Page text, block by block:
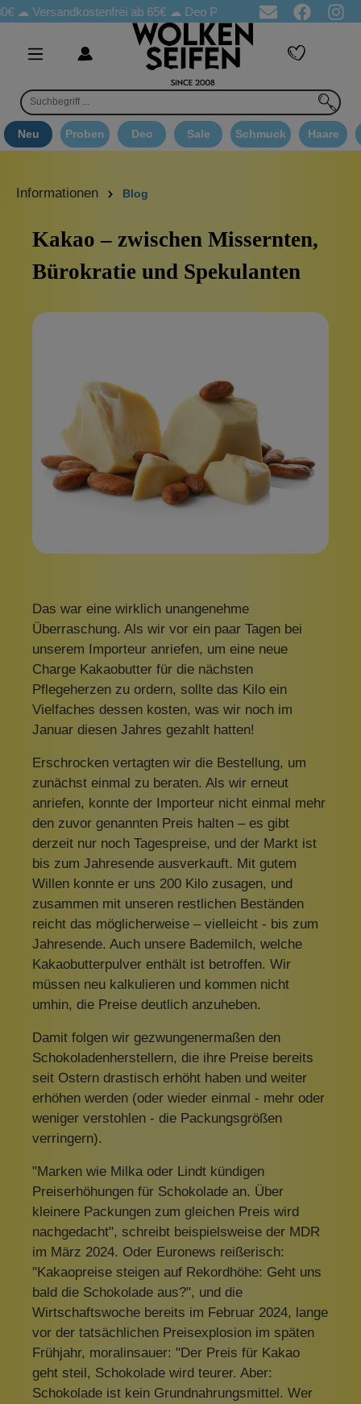
☁ Versandkostenfrei ab 65€☁ Deo Proben in jeder Bestellung
Neu Proben Deo Sale Schmuck Haare
Informationen Blog
Kakao – zwischen Missernten,
Bürokratie und Spekulanten
Das war eine wirklich unangenehme
Überraschung. Als wir vor ein paar Tagen bei
unserem Importeur anriefen, um eine neue
Charge Kakaobutter für die nächsten
Pflegeherzen zu ordern, sollte das Kilo ein
Vielfaches dessen kosten, was wir noch im
Januar diesen Jahres gezahlt hatten!
Erschrocken vertagten wir die Bestellung, um
zunächst einmal zu beraten. Als wir erneut
anriefen, konnte der Importeur nicht einmal mehr
den zuvor genannten Preis halten – es gibt
derzeit nur noch Tagespreise, und der Markt ist
bis zum Jahresende ausverkauft. Mit gutem
Willen konnte er uns 200 Kilo zusagen, und
zusammen mit unseren restlichen Beständen
reicht das möglicherweise – vielleicht - bis zum
Jahresende. Auch unsere Bademilch, welche
Kakaobutterpulver enthält ist betroffen. Wir
müssen neu kalkulieren und kommen nicht
umhin, die Preise deutlich anzuheben.
Damit folgen wir gezwungenermaßen den
Schokoladenherstellern, die ihre Preise bereits
seit Ostern drastisch erhöht haben und weiter
erhöhen werden (oder wieder einmal - mehr oder
weniger verstohlen - die Packungsgrößen
verringern).
"Marken wie Milka oder Lindt kündigen
Preiserhöhungen für Schokolade an. Über
kleinere Packungen zum gleichen Preis wird
nachgedacht", schreibt beispielsweise der MDR
im März 2024. Oder Euronews reißerisch:
"Kakaopreise steigen auf Rekordhöhe: Geht uns
bald die Schokolade aus?", und die
Wirtschaftswoche bereits im Februar 2024, lange
vor der tatsächlichen Preisexplosion im späten
Frühjahr, moralinsauer: "Der Preis für Kakao
geht steil, Schokolade wird teurer. Aber:
Schokolade ist kein Grundnahrungsmittel. Wer